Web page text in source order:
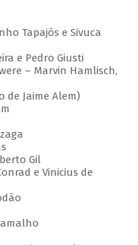
Tapajós e Sivuca
e Pedro Giusti
– Marvin Hamlisch,
de Jaime Alem)
Gil
e Vinicius de